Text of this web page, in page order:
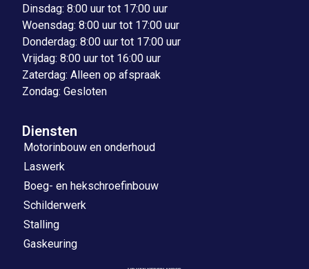
Dinsdag: 8:00 uur tot 17:00 uur
Woensdag: 8:00 uur tot 17:00 uur
Donderdag: 8:00 uur tot 17:00 uur
Vrijdag: 8:00 uur tot 16:00 uur
Zaterdag: Alleen op afspraak
Zondag: Gesloten
Diensten
Motorinbouw en onderhoud
Laswerk
Boeg- en hekschroefinbouw
Schilderwerk
Stalling
Gaskeuring